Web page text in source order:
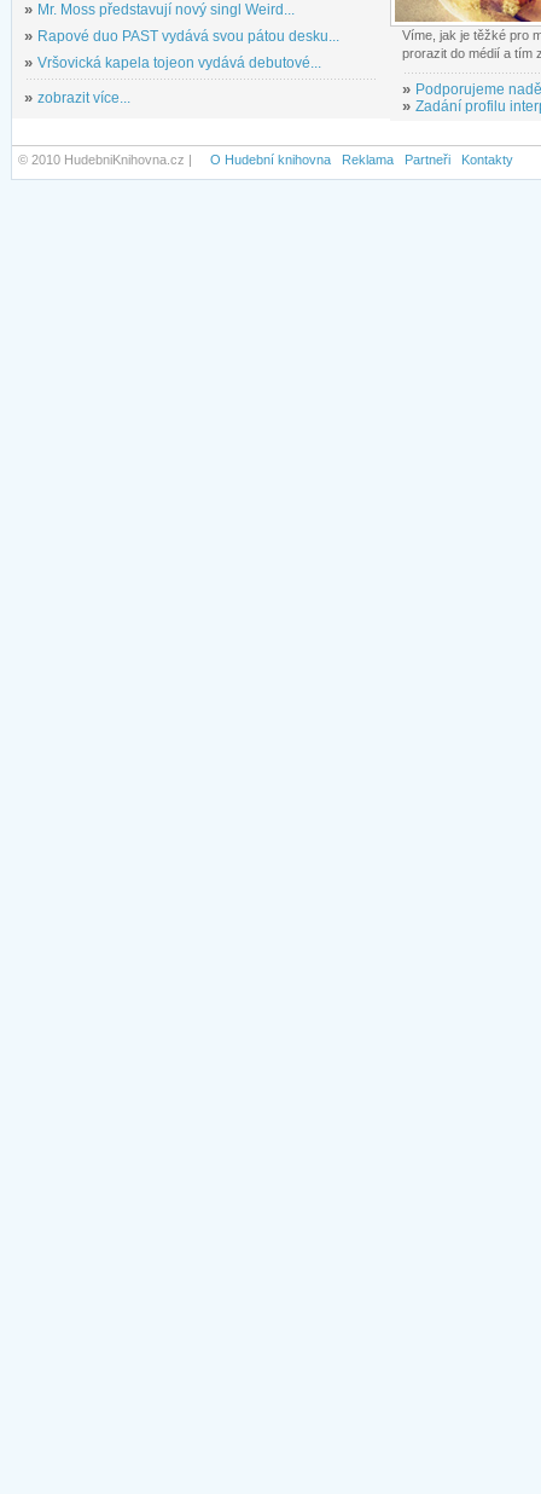
» Mr. Moss představují nový singl Weird...
» Rapové duo PAST vydává svou pátou desku...
» Vršovická kapela tojeon vydává debutové...
» zobrazit více...
Víme, jak je těžké pro
prorazit do médií a tím
» Podporujeme
» Zadání profilu
© 2010 HudebniKnihovna.cz | O Hudební knihovna Reklama Partneři Kontakty